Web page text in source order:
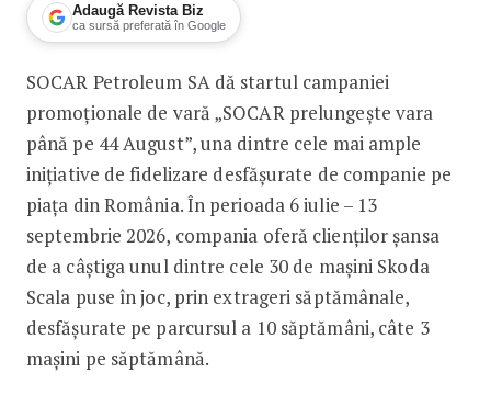
Adaugă Revista Biz
ca sursă preferată în Google
SOCAR prelungește vara până pe
SOCAR Petroleum SA dă startul campaniei
promoționale de vară „SOCAR prelungește vara
până pe 44 August”, una dintre cele mai ample
inițiative de fidelizare desfășurate de companie pe
piața din România. În perioada 6 iulie – 13
septembrie 2026, compania oferă clienților șansa
de a câștiga unul dintre cele 30 de mașini Skoda
Scala puse în joc, prin extrageri săptămânale,
desfășurate pe parcursul a 10 săptămâni, câte 3
mașini pe săptămână.